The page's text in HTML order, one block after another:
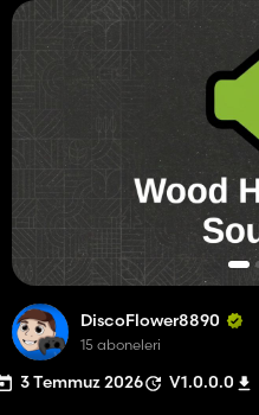
DiscoFlower8890
15 aboneleri
3 Temmuz 2026 V1.0.0.0